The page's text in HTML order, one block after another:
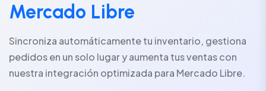
Mercado Libre
Sincroniza automáticamente tu inventario, gestiona
pedidos en un solo lugar y aumenta tus ventas con
nuestra integración optimizada para Mercado Libre.